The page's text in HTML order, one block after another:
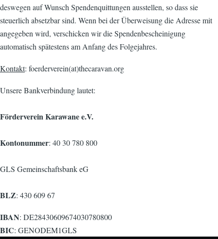
deswegen auf Wunsch Spendenquittungen ausstellen, so dass sie
steuerlich absetzbar sind. Wenn bei der Überweisung die Adresse mit
angegeben wird, verschicken wir die Spendenbescheinigung
automatisch spätestens am Anfang des Folgejahres.
Kontakt: foerderverein(at)thecaravan.org
Unsere Bankverbindung lautet:
Förderverein Karawane e.V.
Kontonummer: 40 30 780 800
GLS Gemeinschaftsbank eG
BLZ: 430 609 67
IBAN: DE28430609674030780800
BIC: GENODEM1GLS